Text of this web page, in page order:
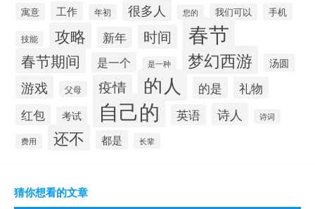
寓意 工作 年初 很多人 您的 我们可以 手机
技能 攻略 新年 时间 春节
春节期间 是一个 是一种 梦幻西游 汤圆
游戏 父母 疫情 的人 的是 礼物
红包 考试 自己的 英语 诗人 诗词
费用 还不 都是 长辈
猜你想看的文章